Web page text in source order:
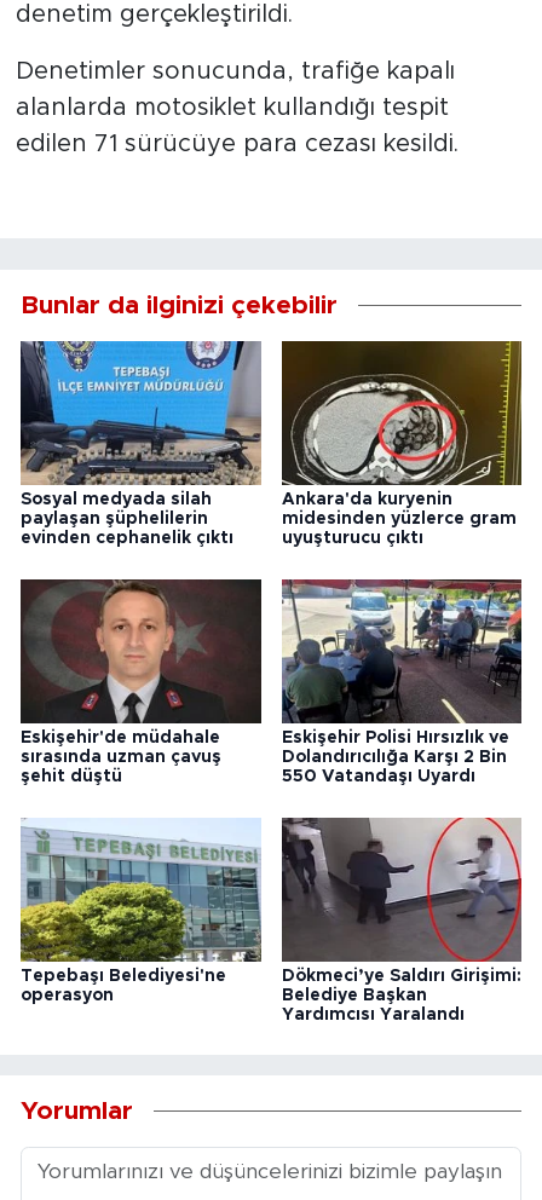
denetim gerçekleştirildi.
Denetimler sonucunda, trafiğe kapalı
alanlarda motosiklet kullandığı tespit
edilen 71 sürücüye para cezası kesildi.
Bunlar da ilginizi çekebilir
Sosyal medyada silah
paylaşan şüphelilerin
evinden cephanelik çıktı
Ankara'da kuryenin
midesinden yüzlerce gram
uyuşturucu çıktı
Eskişehir'de müdahale
sırasında uzman çavuş
şehit düştü
Eskişehir Polisi Hırsızlık ve
Dolandırıcılığa Karşı 2 Bin
550 Vatandaşı Uyardı
Tepebaşı Belediyesi'ne
operasyon
Dökmeci’ye Saldırı Girişimi:
Belediye Başkan
Yardımcısı Yaralandı
Yorumlar